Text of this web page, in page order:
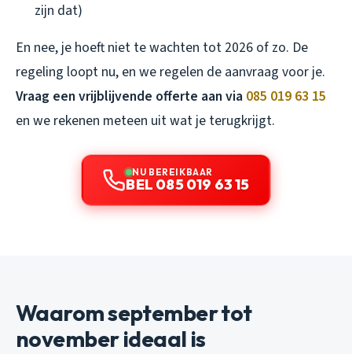
zijn dat)
En nee, je hoeft niet te wachten tot 2026 of zo. De
regeling loopt nu, en we regelen de aanvraag voor je.
Vraag een vrijblijvende offerte aan via 085 019 63 15
en we rekenen meteen uit wat je terugkrijgt.
NU BEREIKBAAR
BEL 085 019 63 15
Waarom september tot
november ideaal is